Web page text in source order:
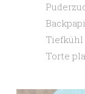
Tiefkühl
Torte